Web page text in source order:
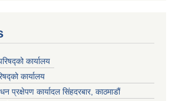
कार्यालय
कार्यालय
प्रक्षेपण कार्यादल सिंहदरबार, काठमाडौं